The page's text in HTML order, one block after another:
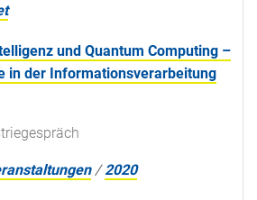
und Quantum Computing –
in der Informationsverarbeitung
/2020